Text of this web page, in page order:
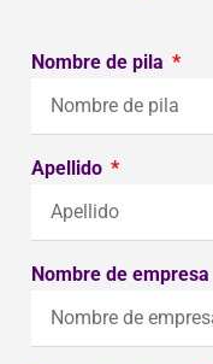
Nombre de pila
Apellido
Nombre de empresa